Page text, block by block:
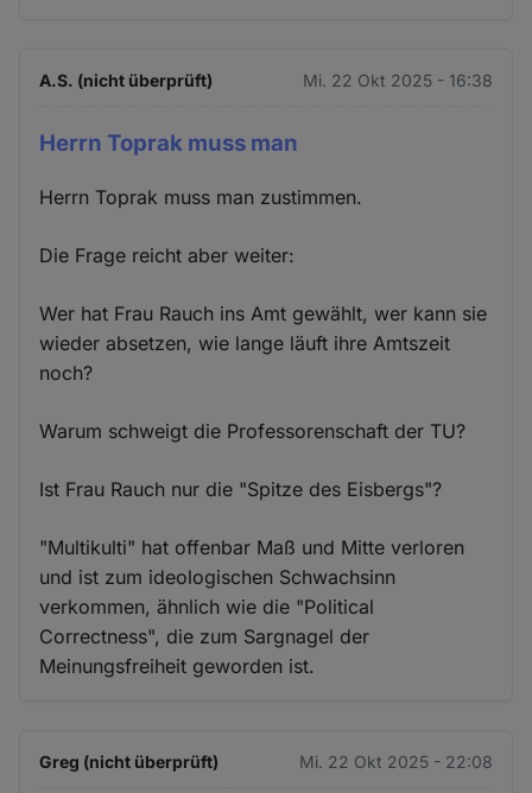
A.S. (nicht überprüft) Mi. 22 Okt 2025 - 16:38
Herrn Toprak muss man
Herrn Toprak muss man zustimmen.
Die Frage reicht aber weiter:
Wer hat Frau Rauch ins Amt gewählt, wer kann sie
wieder absetzen, wie lange läuft ihre Amtszeit
noch?
Warum schweigt die Professorenschaft der TU?
Ist Frau Rauch nur die "Spitze des Eisbergs"?
"Multikulti" hat offenbar Maß und Mitte verloren
und ist zum ideologischen Schwachsinn
verkommen, ähnlich wie die "Political
Correctness", die zum Sargnagel der
Meinungsfreiheit geworden ist.
Greg (nicht überprüft) Mi. 22 Okt 2025 - 22:08